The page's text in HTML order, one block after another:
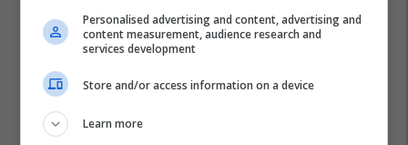
Personalised advertising and content, advertising and
content measurement, audience research and
services development
Store and/or access information on a device
Learn more